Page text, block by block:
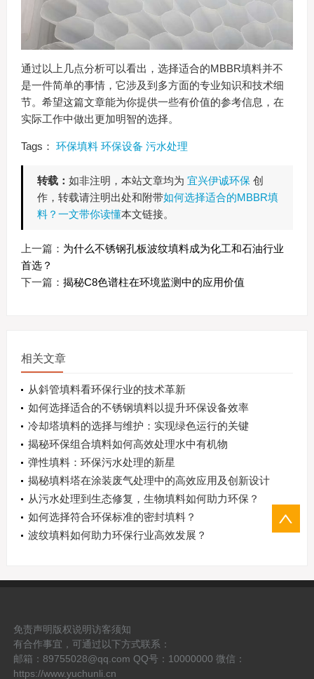
通过以上几点分析可以看出，选择适合的MBBR填料并不
是一件简单的事情，它涉及到多方面的专业知识和技术细
节。希望这篇文章能为你提供一些有价值的参考信息，在
实际工作中做出更加明智的选择。
Tags： 环保填料 环保设备 污水处理
转载： 如非注明，本站文章均为 宜兴伊诚环保 创
作，转载请注明出处和附带如何选择适合的MBBR填
料？一文带你读懂本文链接。
上一篇： 为什么不锈钢孔板波纹填料成为化工和石油行业
首选？
下一篇： 揭秘C8色谱柱在环境监测中的应用价值
相关文章
从斜管填料看环保行业的技术革新
如何选择适合的不锈钢填料以提升环保设备效率
冷却塔填料的选择与维护：实现绿色运行的关键
揭秘环保组合填料如何高效处理水中有机物
弹性填料：环保污水处理的新星
揭秘填料塔在涂装废气处理中的高效应用及创新设计
从污水处理到生态修复，生物填料如何助力环保？
如何选择符合环保标准的密封填料？
波纹填料如何助力环保行业高效发展？
免责声明 版权说明访客须知
有合作事宜，可通过以下方式联系：
邮箱：89755028@qq.com QQ号：10000000 微信：
https://www.yuchunli.cn